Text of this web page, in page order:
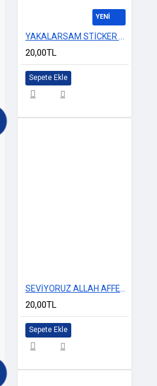
YENİ
20,00TL
Sepete Ekle
20,00TL
Sepete Ekle